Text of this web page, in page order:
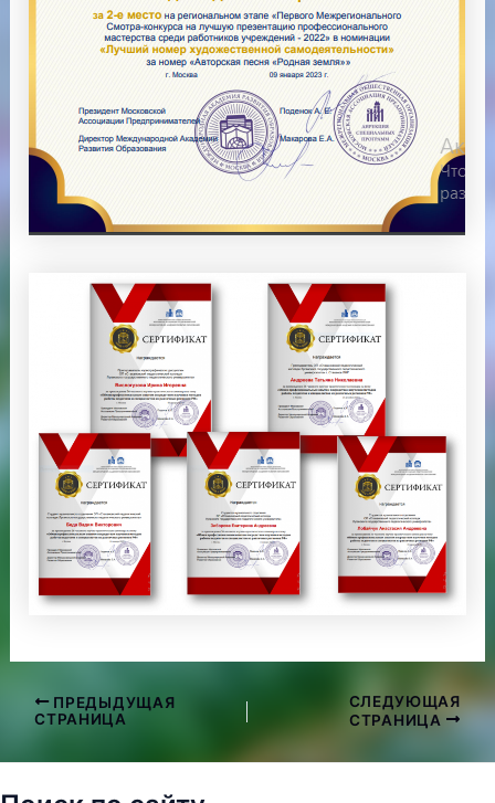
Навигация
записям
ПРЕДЫДУЩАЯ
СТРАНИЦА
СЛЕДУЮЩАЯ
СТРАНИЦА